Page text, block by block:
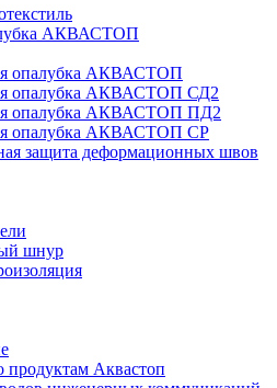
АКВАСТОП
опалубка АКВАСТОП
опалубка АКВАСТОП СД2
опалубка АКВАСТОП ПД2
опалубка АКВАСТОП СР
защита деформационных швов
шнур
Аквастоп